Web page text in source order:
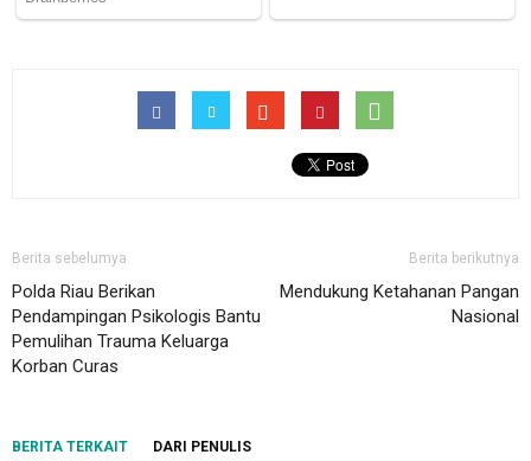
Berita sebelumya
Polda Riau Berikan
Pendampingan Psikologis Bantu
Pemulihan Trauma Keluarga
Korban Curas
Berita berikutnya
Mendukung Ketahanan Pangan
Nasional
BERITA TERKAIT DARI PENULIS